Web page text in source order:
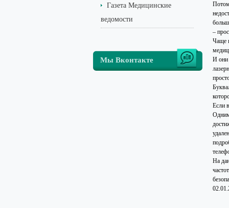
Газета Медицинские
ведомости
Мы Вконтакте
–
Чаще
И они
Если
На